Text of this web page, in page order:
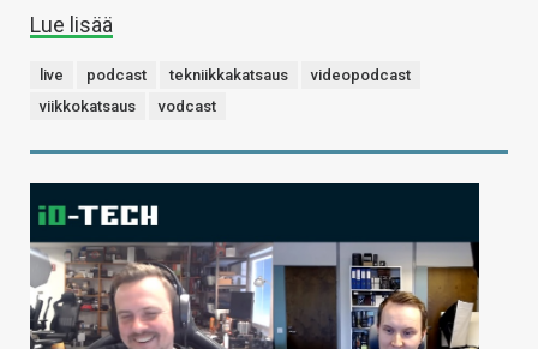
Lue lisää
live podcast tekniikkakatsaus
videopodcast
viikkokatsaus
vodcast